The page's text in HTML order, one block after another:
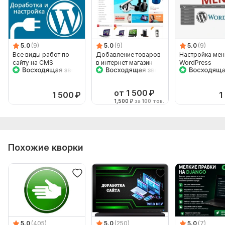
5.0 (9)
Все виды работ по
сайту на CMS
WordPress
1 500 ₽
5.0 (9)
Добавление товаров
в интернет магазин
от 1 500 ₽
1,500 ₽ за 100 тов.
5.0 (9)
Настройка
WordPress
Похожие кворки
5.0 (405) 5.0 (250) 5.0 (7)